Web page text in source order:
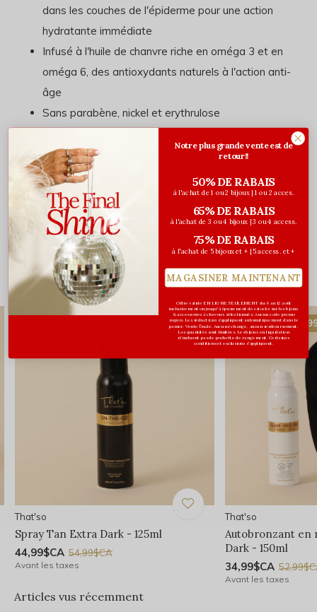
dans les couches de l'épiderme pour une action
hydratante immédiate
Infusé à l'huile de chanvre riche en oméga 3 et en
oméga 6, des antioxydants naturels à l'action anti-
âge
Sans parabène, nickel et erythrulose
Évaluations
0/ 5
Vous pourriez aussi aimer...
That'so
Spray Tan Extra Dark - 125ml
44,99$CA 54,99$CA
Avant les taxes
VALEUR DE
That'so
Autobronzant en
Dark - 150ml
34,99$CA
Avant les taxes
Articles vus récemment
Notre plus grande vente est de
retour!!
50% DE RABAIS
à l'achat de 1 ou 2 bijoux | 1 ou 2 acces.
65% DE RABAIS
à l'achat de 3 ou 4 bijoux | 3 ou 4 access.
75% DE RABAIS
à l'achat de 5 bijoux et + | 5 access. et +
MAGASINER MAINTENANT
Offre valide EN LIGNE SEULEMENT du 6 au 12 août
inclusivement ou jusqu'à épuisement des stocks sur les bijoux
& accessoires à cheveux sélectionnés. Aucun code promo
requis. Les réductions s’appliquent automatiquement dans le
panier. Vente finale. Aucun échange, aucun remboursement.
Les quantités sont limitées. Les bijoux en liquidation
n'incluent pas de pochette de rangement. Certaines
conditions et exclusions s'appliquent.